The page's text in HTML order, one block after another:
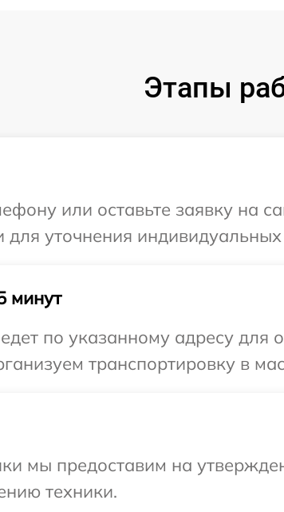
Этапы
или оставьте заявку на
для уточнения
минут
по указанному адресу для
транспортировку в
мы предоставим на
техники.